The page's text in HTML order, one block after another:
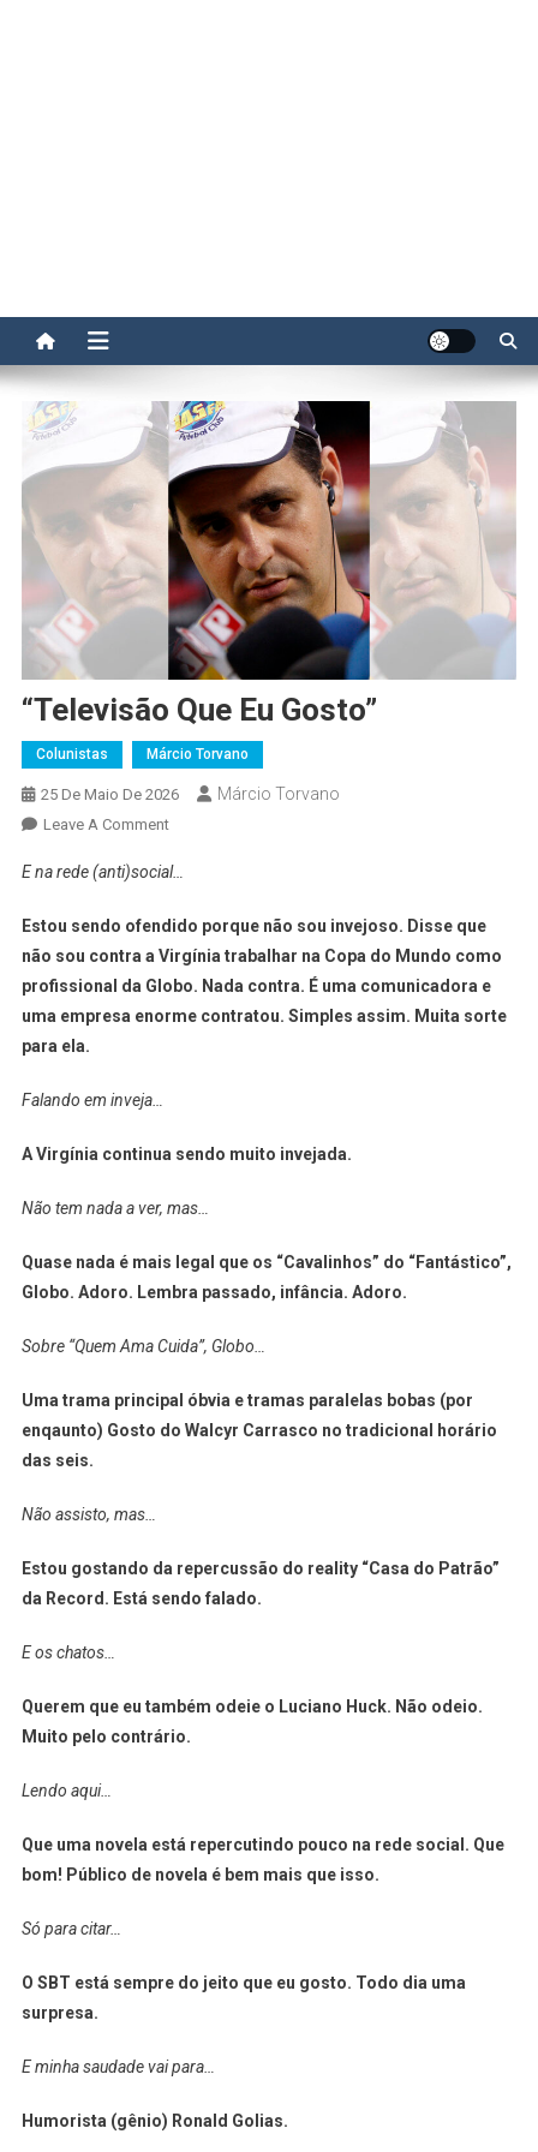
“Televisão Que Eu Gosto”
Colunistas Márcio Torvano
25 De Maio De 2026 Márcio Torvano
Leave A CommentOn
Que
Gosto”
E na rede (anti)social…
Estou sendo ofendido porque não sou invejoso. Disse que
não sou contra a Virgínia trabalhar na Copa do Mundo como
profissional da Globo. Nada contra. É uma comunicadora e
uma empresa enorme contratou. Simples assim. Muita sorte
para ela.
Falando em inveja…
A Virgínia continua sendo muito invejada.
Não tem nada a ver, mas…
Quase nada é mais legal que os “Cavalinhos” do “Fantástico”,
Globo. Adoro. Lembra passado, infância. Adoro.
Sobre “Quem Ama Cuida”, Globo…
Uma trama principal óbvia e tramas paralelas bobas (por
enqaunto) Gosto do Walcyr Carrasco no tradicional horário
das seis.
Não assisto, mas…
Estou gostando da repercussão do reality “Casa do Patrão”
da Record. Está sendo falado.
E os chatos…
Querem que eu também odeie o Luciano Huck. Não odeio.
Muito pelo contrário.
Lendo aqui…
Que uma novela está repercutindo pouco na rede social. Que
bom! Público de novela é bem mais que isso.
Só para citar…
O SBT está sempre do jeito que eu gosto. Todo dia uma
surpresa.
E minha saudade vai para…
Humorista (gênio) Ronald Golias.